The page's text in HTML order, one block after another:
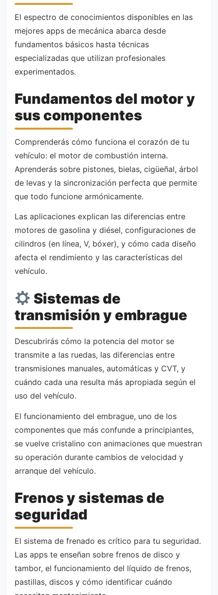
El espectro de conocimientos disponibles en las
mejores apps de mecánica abarca desde
fundamentos básicos hasta técnicas
especializadas que utilizan profesionales
experimentados.
Fundamentos del motor y
sus componentes
Comprenderás cómo funciona el corazón de tu
vehículo: el motor de combustión interna.
Aprenderás sobre pistones, bielas, cigüeñal, árbol
de levas y la sincronización perfecta que permite
que todo funcione armónicamente.
Las aplicaciones explican las diferencias entre
motores de gasolina y diésel, configuraciones de
cilindros (en línea, V, bóxer), y cómo cada diseño
afecta el rendimiento y las características del
vehículo.
Sistemas de
transmisión y embrague
Descubrirás cómo la potencia del motor se
transmite a las ruedas, las diferencias entre
transmisiones manuales, automáticas y CVT, y
cuándo cada una resulta más apropiada según el
uso del vehículo.
El funcionamiento del embrague, uno de los
componentes que más confunde a principiantes,
se vuelve cristalino con animaciones que muestran
su operación durante cambios de velocidad y
arranque del vehículo.
Frenos y sistemas de
seguridad
El sistema de frenado es crítico para tu seguridad.
Las apps te enseñan sobre frenos de disco y
tambor, el funcionamiento del líquido de frenos,
pastillas, discos y cómo identificar cuándo